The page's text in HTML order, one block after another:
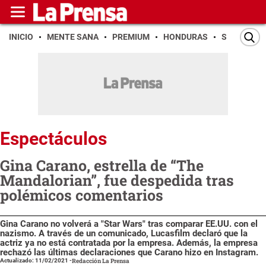
INICIO MENTE SANA PREMIUM HONDURAS SAN PEDRO
Espectáculos
Gina Carano, estrella de “The
Mandalorian”, fue despedida tras
polémicos comentarios
Gina Carano no volverá a "Star Wars" tras comparar EE.UU. con el
nazismo. A través de un comunicado, Lucasfilm declaró que la
actriz ya no está contratada por la empresa. Además, la empresa
rechazó las últimas declaraciones que Carano hizo en Instagram.
Actualizado: 11/02/2021 -Redacción La Prensa